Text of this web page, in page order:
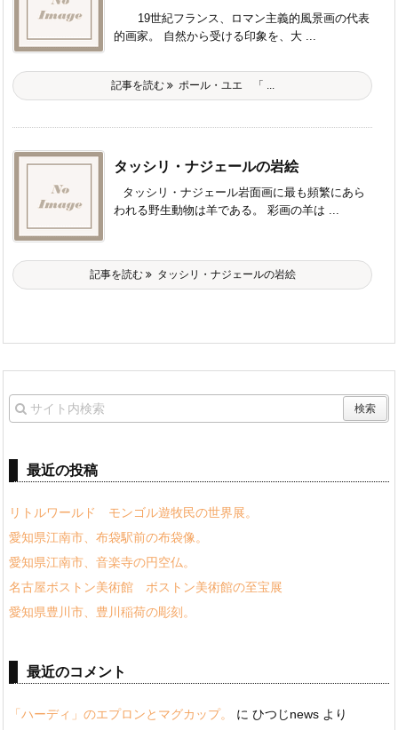
19世紀フランス、ロマン主義的風景画の代表
的画家。 自然から受ける印象を、大 ...
記事を読む ポール・ユエ 「 ...
タッシリ・ナジェールの岩絵
タッシリ・ナジェール岩面画に最も頻繁にあら
われる野生動物は羊である。 彩画の羊は ...
記事を読む タッシリ・ナジェールの岩絵
最近の投稿
リトルワールド モンゴル遊牧民の世界展。
愛知県江南市、布袋駅前の布袋像。
愛知県江南市、音楽寺の円空仏。
名古屋ボストン美術館 ボストン美術館の至宝展
愛知県豊川市、豊川稲荷の彫刻。
最近のコメント
「ハーディ」のエプロンとマグカップ。 に ひつじnews より